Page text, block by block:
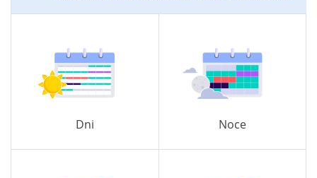
Dni Noce